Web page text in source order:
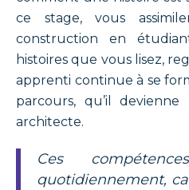
ce stage, vous
construction en
histoires que vous lisez,
apprenti continue à se
parcours, qu’il
architecte.
Ces compétences vous serviront
quotidiennement,